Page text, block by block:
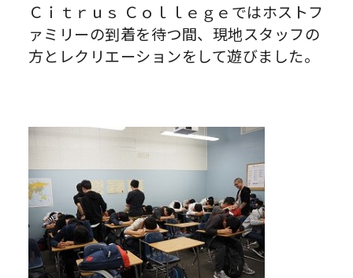
Ｃｉｔｒｕｓ Ｃｏｌｌｅｇｅではホストフ
ァミリーの到着を待つ間、現地スタッフの
方とレクリエーションをして遊びました。